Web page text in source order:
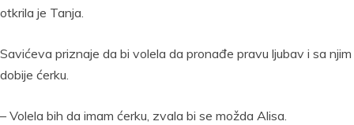
otkrila je Tanja.
Savićeva priznaje da bi volela da pronađe pravu ljubav i sa njim
dobije ćerku.
– Volela bih da imam ćerku, zvala bi se možda Alisa.